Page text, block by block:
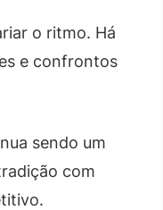
o ritmo. Há
e confrontos
sendo um
com